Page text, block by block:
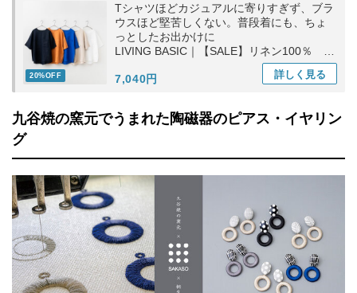
20%OFF
Tシャツほどカジュアルに寄りすぎず、ブラ
ウスほど堅苦しくない。普段着にも、ちょ
っとしたお出かけに
LIVING BASIC｜【SALE】リネン100％ ポ
ケットTブラウス トップス ギフト お出かけ
7,040円
詳しく 見る
九谷焼の窯元でうまれた陶磁器のピアス・イヤリン
グ